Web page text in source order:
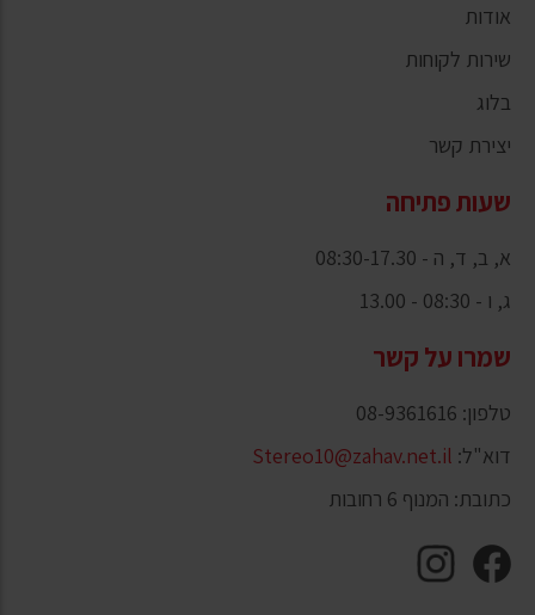
אודות
שירות לקוחות
בלוג
יצירת קשר
שעות פתיחה
א, ב, ד, ה - 08:30-17.30
ג, ו - 08:30 - 13.00
שמרו על קשר
טלפון: 08-9361616
דוא"ל: Stereo10@zahav.net.il
כתובת: המנוף 6 רחובות